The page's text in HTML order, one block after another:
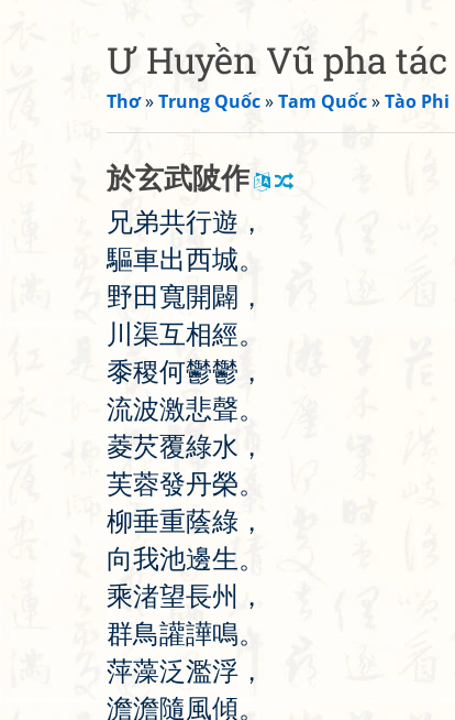
Ư Huyền Vũ pha tác
Thơ»Trung Quốc»Tam Quốc»Tào Phi
於玄武陂作
兄弟共行遊 ，
驅車出西城。
野田 寬開闢 ，
川 渠互相經。
黍稷何鬱鬱 ，
流波激悲聲。
菱芡覆綠水 ，
芙蓉發丹榮。
柳垂重蔭綠 ，
向我池邊生。
乘渚望長州 ，
群鳥讙譁鳴。
萍藻泛濫浮 ，
澹澹隨風傾。